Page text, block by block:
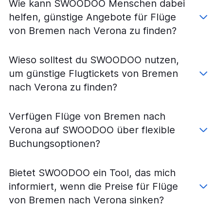
Flüge von Dortmund nach Venedig M.P.
Flüge von Frankfurt Hahn nach Verona
Flüge von Frankfurt Hahn nach Venedig Treviso
Flüge von Bremen nach Venedig M.P.
Flüge von Dortmund nach Venedig Treviso
Flüge von Dresden nach Venedig Treviso
Flüge von Bremen nach Venedig Treviso
Flüge von Münster nach Venedig M.P.
Flüge von Stuttgart nach Verona
Wie kann SWOODOO Menschen dabei
helfen, günstige Angebote für Flüge
von Bremen nach Verona zu finden?
Wieso solltest du SWOODOO nutzen,
um günstige Flugtickets von Bremen
nach Verona zu finden?
Verfügen Flüge von Bremen nach
Verona auf SWOODOO über flexible
Buchungsoptionen?
Bietet SWOODOO ein Tool, das mich
informiert, wenn die Preise für Flüge
von Bremen nach Verona sinken?